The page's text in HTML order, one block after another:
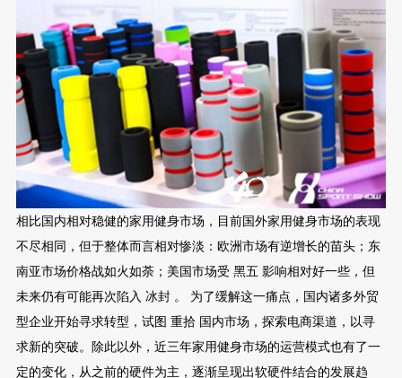
相比国内相对稳健的家用健身市场，目前国外家用健身市场的表现
不尽相同，但于整体而言相对惨淡：欧洲市场有逆增长的苗头；东
南亚市场价格战如火如荼；美国市场受 黑五 影响相对好一些，但
未来仍有可能再次陷入 冰封 。 为了缓解这一痛点，国内诸多外贸
型企业开始寻求转型，试图 重拾 国内市场，探索电商渠道，以寻
求新的突破。除此以外，近三年家用健身市场的运营模式也有了一
定的变化，从之前的硬件为主，逐渐呈现出软硬件结合的发展趋